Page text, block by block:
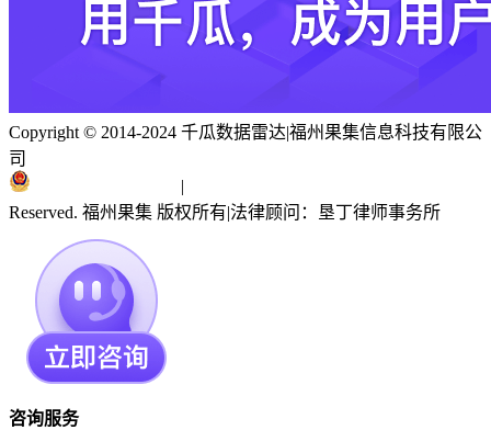
Copyright © 2014-2024 千瓜数据雷达|福州果集信息科技有限公
司
|
Reserved. 福州果集 版权所有|法律顾问：垦丁律师事务所
咨询服务